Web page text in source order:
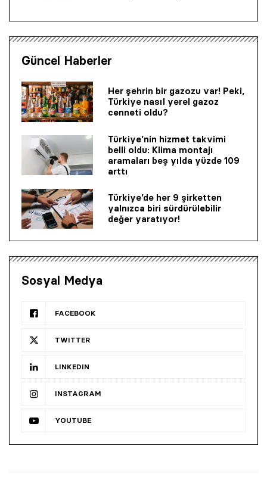
Güncel Haberler
Her şehrin bir gazozu var! Peki,
Türkiye nasıl yerel gazoz
cenneti oldu?
Türkiye’nin hizmet takvimi
belli oldu: Klima montajı
aramaları beş yılda yüzde 109
arttı
Türkiye’de her 9 şirketten
yalnızca biri sürdürülebilir
değer yaratıyor!
Sosyal Medya
FACEBOOK
TWITTER
LINKEDIN
INSTAGRAM
YOUTUBE